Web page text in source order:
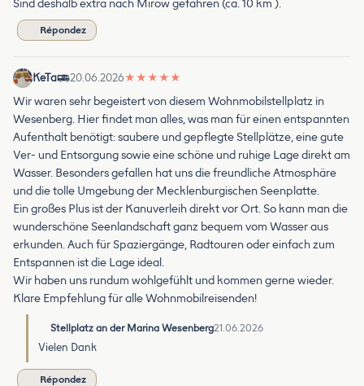
Sind deshalb extra nach Mirow gefahren (ca. 10 km ).
Répondez
KeTa 20.06.2026★ ★ ★ ★ ★
Wir waren sehr begeistert von diesem Wohnmobilstellplatz in
Wesenberg. Hier findet man alles, was man für einen entspannten
Aufenthalt benötigt: saubere und gepflegte Stellplätze, eine gute
Ver- und Entsorgung sowie eine schöne und ruhige Lage direkt am
Wasser. Besonders gefallen hat uns die freundliche Atmosphäre
und die tolle Umgebung der Mecklenburgischen Seenplatte.
Ein großes Plus ist der Kanuverleih direkt vor Ort. So kann man die
wunderschöne Seenlandschaft ganz bequem vom Wasser aus
erkunden. Auch für Spaziergänge, Radtouren oder einfach zum
Entspannen ist die Lage ideal.
Wir haben uns rundum wohlgefühlt und kommen gerne wieder.
Klare Empfehlung für alle Wohnmobilreisenden!
Stellplatz an der Marina Wesenberg21.06.2026
Vielen Dank
Répondez